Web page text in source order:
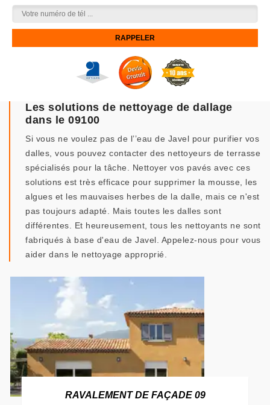
Les solutions de nettoyage de dallage
dans le 09100
Si vous ne voulez pas de l’’eau de Javel pour purifier vos
dalles, vous pouvez contacter des nettoyeurs de terrasse
spécialisés pour la tâche. Nettoyer vos pavés avec ces
solutions est très efficace pour supprimer la mousse, les
algues et les mauvaises herbes de la dalle, mais ce n'est
pas toujours adapté. Mais toutes les dalles sont
différentes. Et heureusement, tous les nettoyants ne sont
fabriqués à base d'eau de Javel. Appelez-nous pour vous
aider dans le nettoyage approprié.
RAVALEMENT DE FAÇADE 09